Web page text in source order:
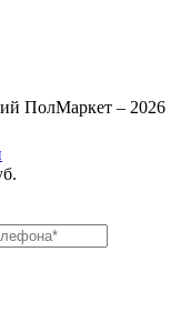
ПолМаркет – 2026